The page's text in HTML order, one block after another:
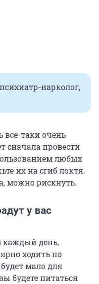
психиатр-нарколог,
все-таки очень
сначала провести
любых
их на сгиб локтя.
можно рискнуть.
у вас
каждый день,
ходить по
мало для
будете питаться